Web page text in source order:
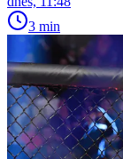
3 min